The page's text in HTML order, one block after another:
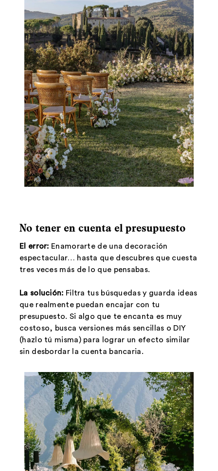
No tener en cuenta el presupuesto
El error: Enamorarte de una decoración
espectacular… hasta que descubres que cuesta
tres veces más de lo que pensabas.
La solución: Filtra tus búsquedas y guarda ideas
que realmente puedan encajar con tu
presupuesto. Si algo que te encanta es muy
costoso, busca versiones más sencillas o DIY
(hazlo tú misma) para lograr un efecto similar
sin desbordar la cuenta bancaria.